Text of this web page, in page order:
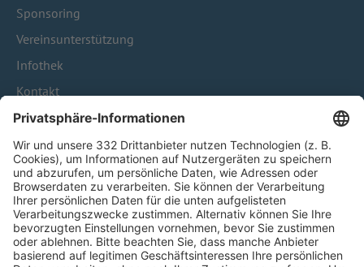
Sponsoring
Vereinsunterstützung
Infothek
Kontakt
HÄUFIG BESUCHTE SEITEN
Pässe und Vereinswechsel
Trainerausbildung
Schulungsangebot Vereinsmitarbeiter
BFV-Geschäftsstellen